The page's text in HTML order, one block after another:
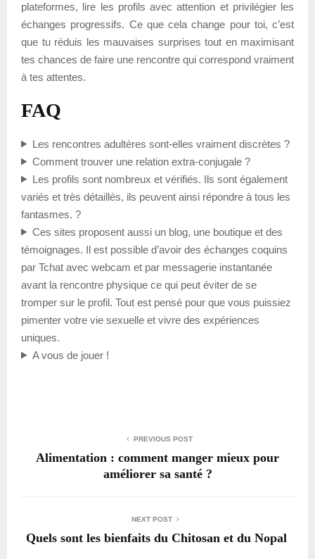
plateformes, lire les profils avec attention et privilégier les
échanges progressifs. Ce que cela change pour toi, c’est
que tu réduis les mauvaises surprises tout en maximisant
tes chances de faire une rencontre qui correspond vraiment
à tes attentes.
FAQ
Les rencontres adultères sont-elles vraiment discrètes ?
Comment trouver une relation extra-conjugale ?
Les profils sont nombreux et vérifiés. Ils sont également
variés et très détaillés, ils peuvent ainsi répondre à tous les
fantasmes. ?
Ces sites proposent aussi un blog, une boutique et des
témoignages. Il est possible d’avoir des échanges coquins
par Tchat avec webcam et par messagerie instantanée
avant la rencontre physique ce qui peut éviter de se
tromper sur le profil. Tout est pensé pour que vous puissiez
pimenter votre vie sexuelle et vivre des expériences
uniques.
A vous de jouer !
PREVIOUS POST
Alimentation : comment manger mieux pour
améliorer sa santé ?
NEXT POST
Quels sont les bienfaits du Chitosan et du Nopal